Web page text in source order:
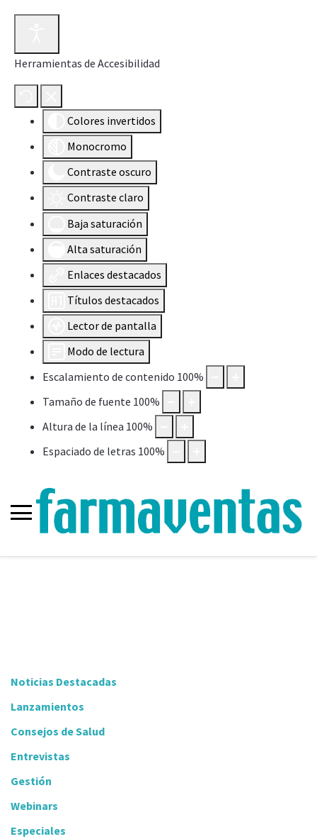
Herramientas de Accesibilidad
Colores invertidos
Monocromo
Contraste oscuro
Contraste claro
Baja saturación
Alta saturación
Enlaces destacados
Títulos destacados
Lector de pantalla
Modo de lectura
Escalamiento de contenido 100%
Tamaño de fuente 100%
Altura de la línea 100%
Espaciado de letras 100%
Noticias Destacadas
Lanzamientos
Consejos de Salud
Entrevistas
Gestión
Webinars
Especiales